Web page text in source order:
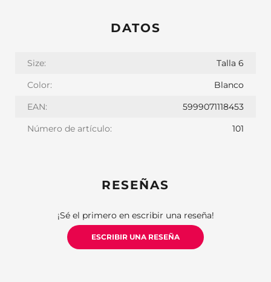
DATOS
Size:
Talla 6
Color:
Blanco
EAN:
5999071118453
Número de artículo:
101
RESEÑAS
¡Sé el primero en escribir una reseña!
ESCRIBIR UNA RESEÑA